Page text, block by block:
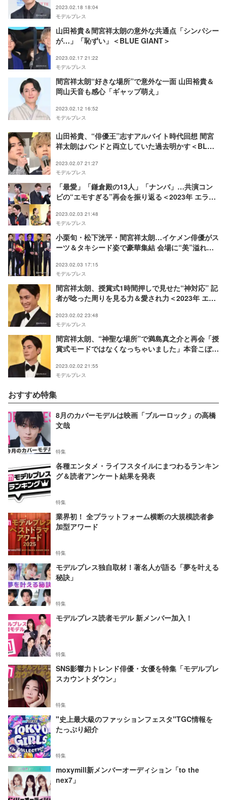
2023.02.18 18:04
モデルプレス
山田裕貴＆間宮祥太朗の意外な共通点「シンパシー
が…」「恥ずい」＜BLUE GIANT＞
2023.02.17 21:22
モデルプレス
間宮祥太朗“好きな場所”で意外な一面 山田裕貴＆
岡山天音も感心「ギャップ萌え」
2023.02.12 16:52
モデルプレス
山田裕貴、“俳優王”志すアルバイト時代回想 間宮
祥太朗はバンドと両立していた過去明かす＜BLUE
2023.02.07 21:27
モデルプレス
「最愛」「鎌倉殿の13人」「ナンバ」…共演コン
ビの“エモすぎる”再会を振り返る＜2023年 エラン
2023.02.03 21:48
モデルプレス
小栗旬・松下洸平・間宮祥太朗…イケメン俳優がス
ーツ＆タキシード姿で豪華集結 会場に“美”溢れる
2023.02.03 17:15
モデルプレス
間宮祥太朗、授賞式1時間押しで見せた“神対応” 記
者が唸った周りを見る力＆愛され力＜2023年 エラ
2023.02.02 23:48
モデルプレス
間宮祥太朗、“神聖な場所”で満島真之介と再会「授
賞式モードではなくなっちゃいました」本音こぼす
2023.02.02 21:55
モデルプレス
おすすめ特集
8月のカバーモデルは映画「ブルーロック」の高橋
文哉
特集
各種エンタメ・ライフスタイルにまつわるランキン
グ＆読者アンケート結果を発表
特集
業界初！ 全プラットフォーム横断の大規模読者参
加型アワード
特集
モデルプレス独自取材！著名人が語る「夢を叶える
秘訣」
特集
モデルプレス読者モデル 新メンバー加入！
特集
SNS影響力トレンド俳優・女優を特集「モデルプレ
スカウントダウン」
特集
"史上最大級のファッションフェスタ"TGC情報を
たっぷり紹介
特集
moxymill新メンバーオーディション「to the
nex7」